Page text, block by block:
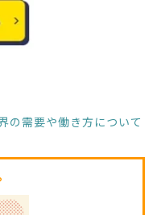
の需要や働き方について